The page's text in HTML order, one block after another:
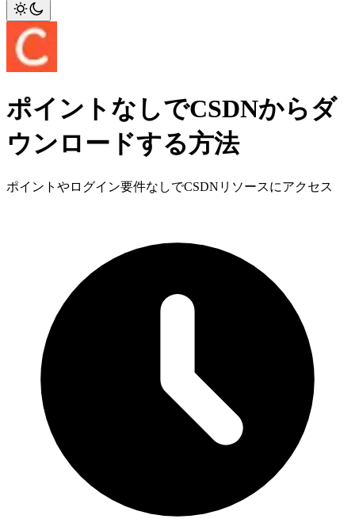
ポイントなしでCSDNからダ
ウンロードする方法
ポイントやログイン要件なしでCSDNリソースにアクセス